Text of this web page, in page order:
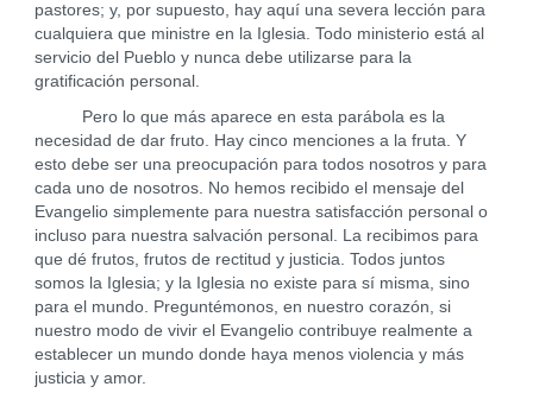
pastores; y, por supuesto, hay aquí una severa lección para
cualquiera que ministre en la Iglesia. Todo ministerio está al
servicio del Pueblo y nunca debe utilizarse para la
gratificación personal.
Pero lo que más aparece en esta parábola es la
necesidad de dar fruto. Hay cinco menciones a la fruta. Y
esto debe ser una preocupación para todos nosotros y para
cada uno de nosotros. No hemos recibido el mensaje del
Evangelio simplemente para nuestra satisfacción personal o
incluso para nuestra salvación personal. La recibimos para
que dé frutos, frutos de rectitud y justicia. Todos juntos
somos la Iglesia; y la Iglesia no existe para sí misma, sino
para el mundo. Preguntémonos, en nuestro corazón, si
nuestro modo de vivir el Evangelio contribuye realmente a
establecer un mundo donde haya menos violencia y más
justicia y amor.